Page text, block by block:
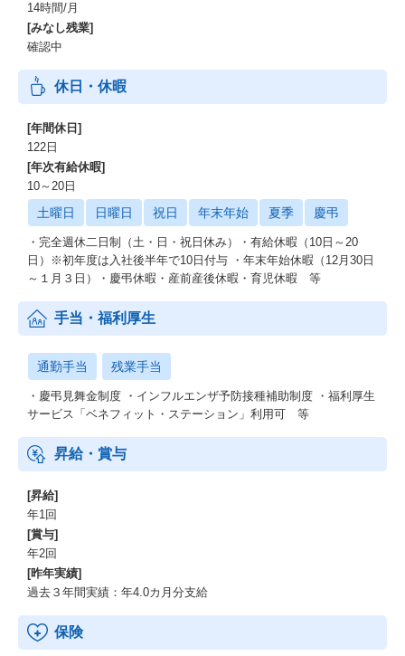
14時間/月
[みなし残業]
確認中
休日・休暇
[年間休日]
122日
[年次有給休暇]
10～20日
土曜日 日曜日 祝日 年末年始 夏季 慶弔
・完全週休二日制（土・日・祝日休み）・有給休暇（10日～20
日）※初年度は入社後半年で10日付与 ・年末年始休暇（12月30日
～１月３日）・慶弔休暇・産前産後休暇・育児休暇 等
手当・福利厚生
通勤手当 残業手当
・慶弔見舞金制度 ・インフルエンザ予防接種補助制度 ・福利厚生
サービス「ベネフィット・ステーション」利用可 等
昇給・賞与
[昇給]
年1回
[賞与]
年2回
[昨年実績]
過去３年間実績：年4.0カ月分支給
保険